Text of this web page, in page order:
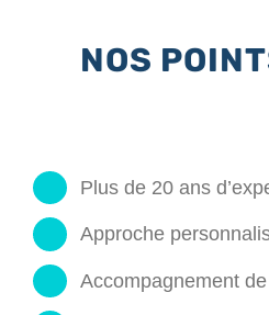
NOS
Plus de 20 ans
Approche
Accompagnement